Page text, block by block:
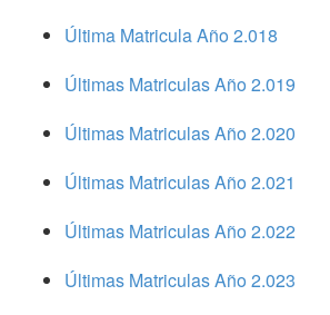
Última Matricula Año 2.018
Últimas Matriculas Año 2.019
Últimas Matriculas Año 2.020
Últimas Matriculas Año 2.021
Últimas Matriculas Año 2.022
Últimas Matriculas Año 2.023